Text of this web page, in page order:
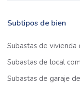
Subtipos de bien
Subastas de vivienda
Subastas de local
Subastas de garaje